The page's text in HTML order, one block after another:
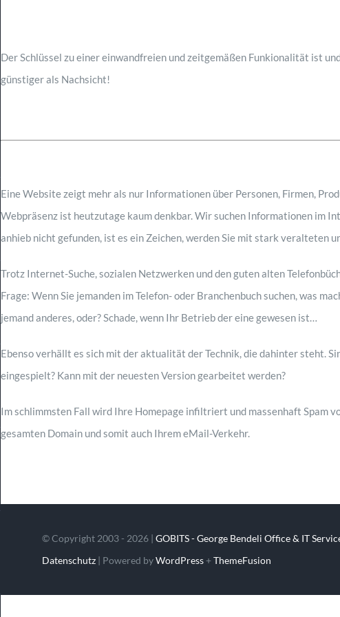
Der Schlüssel zu einer einwandfreien und zeitgemäßen Funkionalität ist
günstiger als Nachsicht!
Eine Website zeigt mehr als nur Informationen über Personen, Firmen,
Webpräsenz ist heutzutage kaum denkbar. Wir suchen Informationen im
anhieb nicht gefunden, ist es ein Zeichen, werden Sie mit stark veralteten
Trotz Internet-Suche, sozialen Netzwerken und den guten alten
Frage: Wenn Sie jemanden im Telefon- oder Branchenbuch suchen, was
jemand anderes, oder? Schade, wenn Ihr Betrieb der eine gewesen ist…
Ebenso verhällt es sich mit der aktualität der Technik, die dahinter steht.
eingespielt? Kann mit der neuesten Version gearbeitet werden?
Im schlimmsten Fall wird Ihre Homepage infiltriert und massenhaft Spam
gesamten Domain und somit auch Ihrem eMail-Verkehr.
© Copyright 2003 - 2026 | GOBITS - George Bendeli Office & IT
Datenschutz| Powered byWordPress+ThemeFusion